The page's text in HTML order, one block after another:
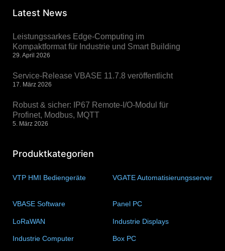
Latest News
Leistungssarkes Edge-Computing im
Kompaktformat für Industrie und Smart Building
29. April 2026
Service-Release VBASE 11.7.8 veröffentlicht
17. März 2026
Robust & sicher: IP67 Remote-I/O-Modul für
Profinet, Modbus, MQTT
5. März 2026
Produktkategorien
VTP HMI Bediengeräte
VGATE Automatisierungsserver
VBASE Software Panel PC
LoRaWAN Industrie Displays
Industrie Computer Box PC